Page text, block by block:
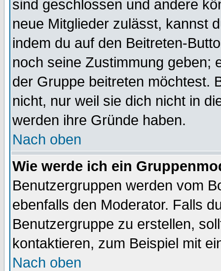
sind geschlossen und andere
neue Mitglieder zulässt, kannst
indem du auf den Beitreten-
noch seine Zustimmung geben;
der Gruppe beitreten möchtest.
nicht, nur weil sie dich nicht in
werden ihre Gründe haben.
Nach oben
Wie werde ich ein
Benutzergruppen werden vom
ebenfalls den Moderator. Falls
Benutzergruppe zu erstellen,
kontaktieren, zum Beispiel mit
Nach oben